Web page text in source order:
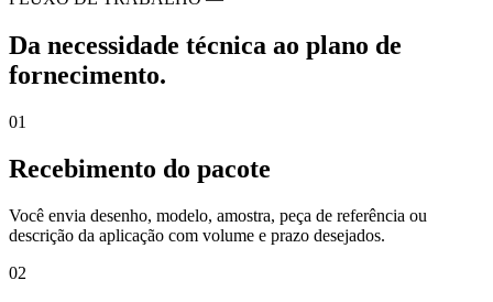
Da necessidade técnica ao plano de
fornecimento.
01
Recebimento do pacote
Você envia desenho, modelo, amostra, peça de referência ou
descrição da aplicação com volume e prazo desejados.
02